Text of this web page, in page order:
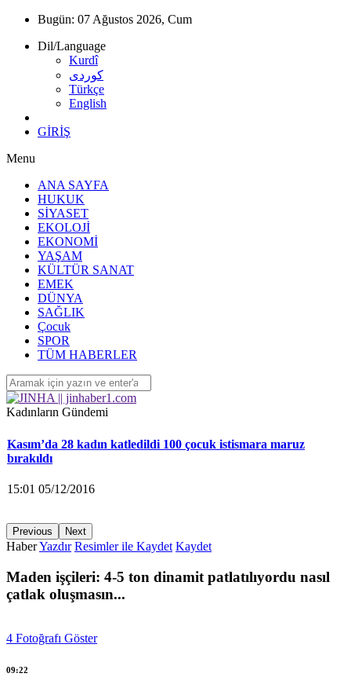
Bugün: 07 Ağustos 2026, Cum
Dil/Language
Kurdî
كوردى
Türkçe
English
GİRİŞ
Menu
ANA SAYFA
HUKUK
SİYASET
EKOLOJİ
EKONOMİ
YAŞAM
KÜLTÜR SANAT
EMEK
DÜNYA
SAĞLIK
Çocuk
SPOR
TÜM HABERLER
Kadınların Gündemi
‘Yüzlerce çocuk devletin ihmalleri sonucu yaşamını yitirdi’
16:26 04/12/2016
Kasım’da 28 kadın katledildi 100 çocuk istismara maruz
bırakıldı
15:01 05/12/2016
KA.DER: Gasp edilen 194 koltuğu istiyoruz!
15:00 05/12/2016
Ayrılmak isteyen kadına saldırarak yaraladı
14:58 05/12/2016
Previous Next
HaberYazdır Resimler ile Kaydet Kaydet
Maden işçileri: 4-5 ton dinamit patlatılıyordu nasıl
çatlak oluşmasın...
4 Fotoğrafı Göster
09:22